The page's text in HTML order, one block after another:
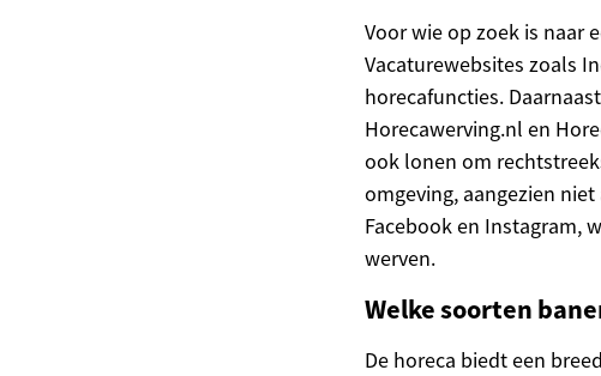
Voor wie op zoek is naar
Vacaturewebsites zoals
horecafuncties.
Horecawerving.nl en
ook lonen om
omgeving, aangezien
Facebook en Instagram,
werven.
Welke soorten
De horeca biedt een